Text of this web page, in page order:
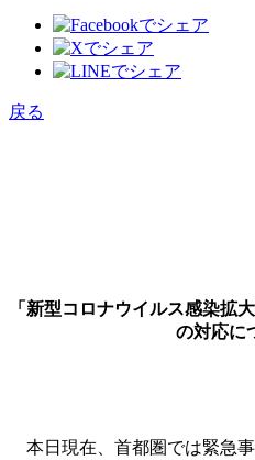
戻る
「新型コロナウイルス感染拡
の対応に
本日現在、首都圏では緊急